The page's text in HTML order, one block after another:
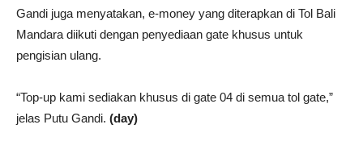
Gandi juga menyatakan, e-money yang diterapkan di Tol Bali
Mandara diikuti dengan penyediaan gate khusus untuk
pengisian ulang.
“Top-up kami sediakan khusus di gate 04 di semua tol gate,”
jelas Putu Gandi. (day)